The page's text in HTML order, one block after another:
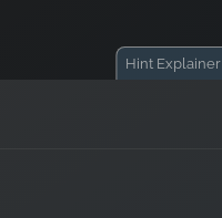
Hint Explainer